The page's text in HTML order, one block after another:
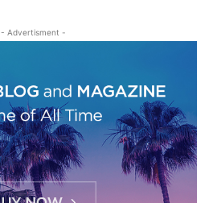
- Advertisment -